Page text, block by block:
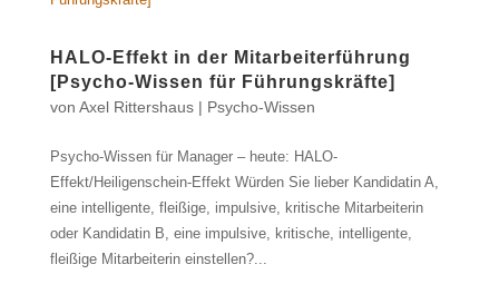
HALO-Effekt in der Mitarbeiterführung
[Psycho-Wissen für Führungskräfte]
von Axel Rittershaus| Psycho-Wissen
Psycho-Wissen für Manager – heute: HALO-
Effekt/Heiligenschein-Effekt Würden Sie lieber Kandidatin A,
eine intelligente, fleißige, impulsive, kritische Mitarbeiterin
oder Kandidatin B, eine impulsive, kritische, intelligente,
fleißige Mitarbeiterin einstellen?...